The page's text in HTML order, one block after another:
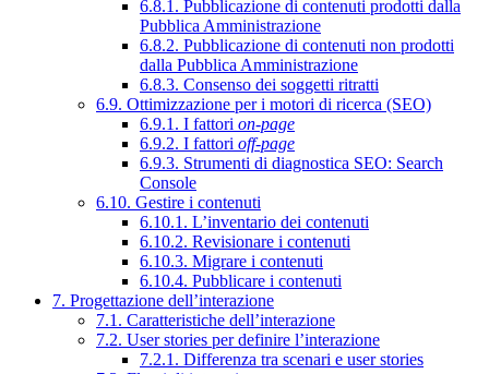
6.8.1. Pubblicazione di contenuti prodotti dalla
Pubblica Amministrazione
6.8.2. Pubblicazione di contenuti non prodotti
dalla Pubblica Amministrazione
6.8.3. Consenso dei soggetti ritratti
6.9. Ottimizzazione per i motori di ricerca (SEO)
6.9.1. I fattori on-page
6.9.2. I fattori off-page
6.9.3. Strumenti di diagnostica SEO: Search
Console
6.10. Gestire i contenuti
6.10.1. L’inventario dei contenuti
6.10.2. Revisionare i contenuti
6.10.3. Migrare i contenuti
6.10.4. Pubblicare i contenuti
7. Progettazione dell’interazione
7.1. Caratteristiche dell’interazione
7.2. User stories per definire l’interazione
7.2.1. Differenza tra scenari e user stories